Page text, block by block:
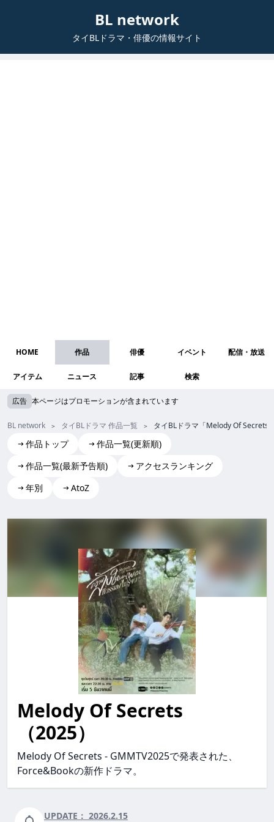
BL network
タイBLドラマ・俳優の情報サイト
HOME 作品 俳優 イベント 配信・放送
アイテム ニュース 記事 検索
広告 本ページはプロモーションが含まれています
BL network タイBLドラマ 作品一覧 タイBLドラマ「Melody Of Secrets
作品トップ
作品一覧(更新順)
作品一覧(最新予告順)
アクセスランキング
年別
AtoZ
Melody Of Secrets melody of secrets MelodyOfSecrets
Melody Of Secrets
（2025）
Melody Of Secrets - GMMTV2025で発表された、
Force&Bookの新作ドラマ。
melody of secrets MelodyOfSecrets melodyofsecrets
UPDATE： 2026.2.15